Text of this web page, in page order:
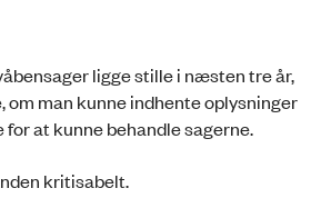
ligge stille i næsten tre år,
om man kunne indhente oplysninger
at kunne behandle sagerne.
kritisabelt.